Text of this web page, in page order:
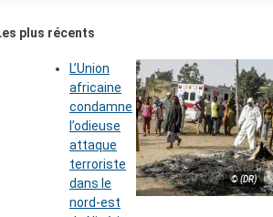
plus récents
© (DR)
L’Union
africaine
condamne
l’odieuse
attaque
terroriste
dans le
nord-est